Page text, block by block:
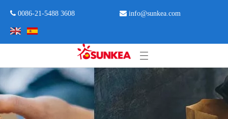
 0086-21-5488 3608  info@sunkea.com